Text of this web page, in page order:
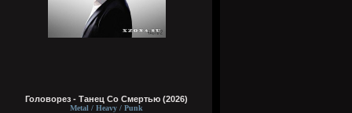
Головорез - Tанец Со Смертью (2026)
Metal / Heavy / Punk